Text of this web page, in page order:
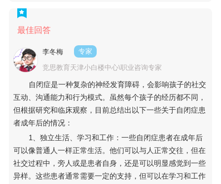
最佳回答
李冬梅
专家
竞思教育天津小白楼中心\职业咨询专家
自闭症是一种复杂的神经发育障碍，会影响孩子的社交
互动、沟通能力和行为模式。虽然每个孩子的经历都不同，
但根据研究和临床观察，目前总结出以下一些关于自闭症患
者成年后的情况：
1、独立生活、学习和工作：一些自闭症患者在成年后
可以像普通人一样正常生活。他们可以与人正常交往，但在
社交过程中，旁人或是患者自身，还是可以明显感觉到一些
异样。这些患者通常需要一定的支持，但可以在学习和工作